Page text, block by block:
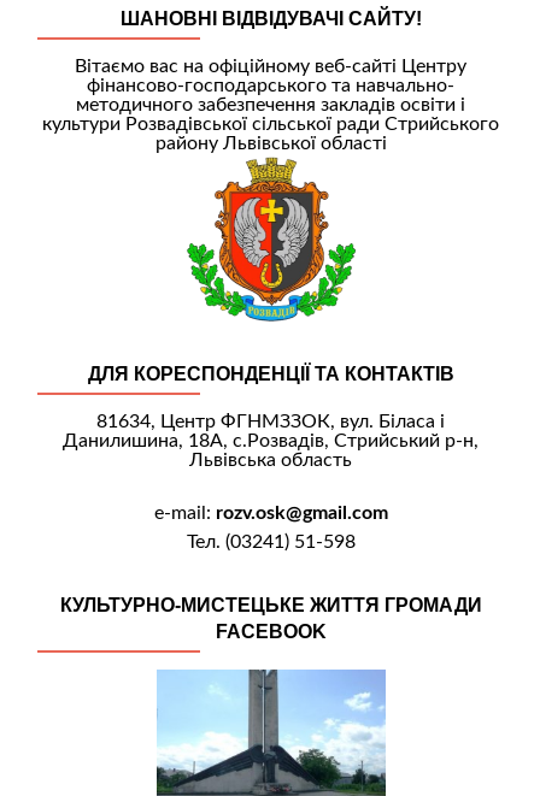
ШАНОВНІ ВІДВІДУВАЧІ САЙТУ!
Вітаємо вас на офіційному веб-сайті Центру
фінансово-господарського та навчально-
методичного забезпечення закладів освіти і
культури Розвадівської сільської ради Стрийського
району Львівської області
ДЛЯ КОРЕСПОНДЕНЦІЇ ТА КОНТАКТІВ
81634, Центр ФГНМЗЗОК, вул. Біласа і
Данилишина, 18А, с.Розвадів, Стрийський р-н,
Львівська область
e-mail: rozv.osk@gmail.com
Тел. (03241) 51-598
КУЛЬТУРНО-МИСТЕЦЬКЕ ЖИТТЯ ГРОМАДИ
FACEBOOK